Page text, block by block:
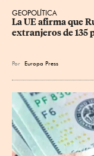
GEOPOLÍTICA
La UE afirma que
extranjeros de 135
Por Europa Press